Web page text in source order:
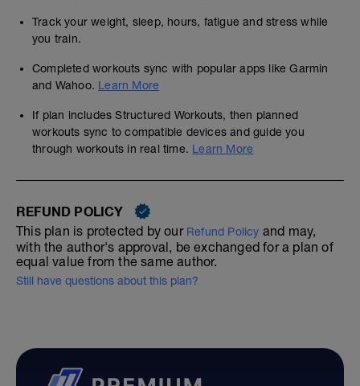
Track your weight, sleep, hours, fatigue and stress while
you train.
Completed workouts sync with popular apps like Garmin
and Wahoo. Learn More
If plan includes Structured Workouts, then planned
workouts sync to compatible devices and guide you
through workouts in real time. Learn More
REFUND POLICY
This plan is protected by our Refund Policy and may,
with the author's approval, be exchanged for a plan of
equal value from the same author.
Still have questions about this plan?